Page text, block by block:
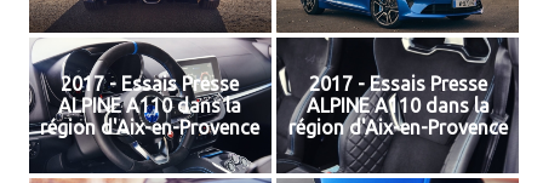
2017 - Essais Presse
ALPINE A110 dans la
région d'Aix-en-Provence
2017 - Essais Presse
ALPINE A110 dans la
région d'Aix-en-Provence